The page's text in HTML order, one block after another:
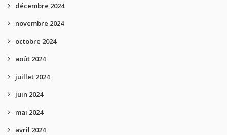
décembre 2024
novembre 2024
octobre 2024
août 2024
juillet 2024
juin 2024
mai 2024
avril 2024